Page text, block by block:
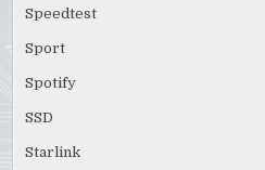
Speedtest
Sport
Spotify
SSD
Starlink